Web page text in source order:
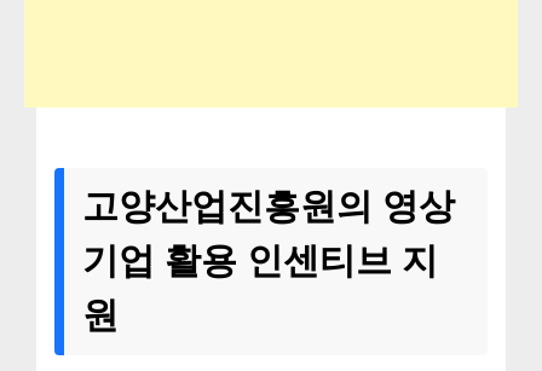
고양산업진흥원의 영상
기업 활용 인센티브 지
원